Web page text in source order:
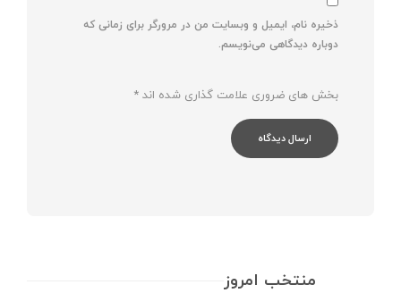
ذخیره نام، ایمیل و وبسایت من در مرورگر برای زمانی که
دوباره دیدگاهی می‌نویسم.
بخش های ضروری علامت گذاری شده اند *
منتخب امروز